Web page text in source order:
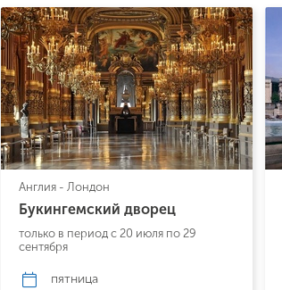
Англия - Лондон
Букингемский дворец
только в период с 20 июля по 29
сентября
пятница